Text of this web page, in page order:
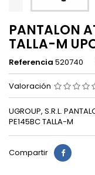
PANTALON
TALLA-M
Referencia 520740
Valoración
UGROUP, S.R.L.
PE145BC TALLA-M
Compartir